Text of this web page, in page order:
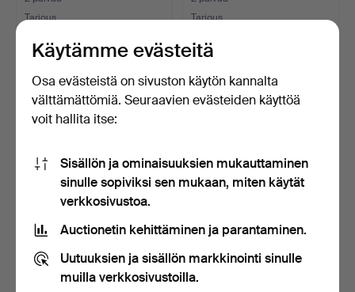
Tarjous
Tarjous
PEILI, lasimestarin peili,
1800/1900-luku.
2 päivää
SEINÄRELIEFI, Madonna ja
2 päivää
Tarjous
Käytämme evästeitä
Osa evästeistä on sivuston käytön kannalta
välttämättömiä. Seuraavien evästeiden käyttöä
voit hallita itse:
Sisällön ja ominaisuuksien mukauttaminen
sinulle sopiviksi sen mukaan, miten käytät
verkkosivustoa.
Auctionetin kehittäminen ja parantaminen.
Uutuuksien ja sisällön markkinointi sinulle
muilla verkkosivustoilla.